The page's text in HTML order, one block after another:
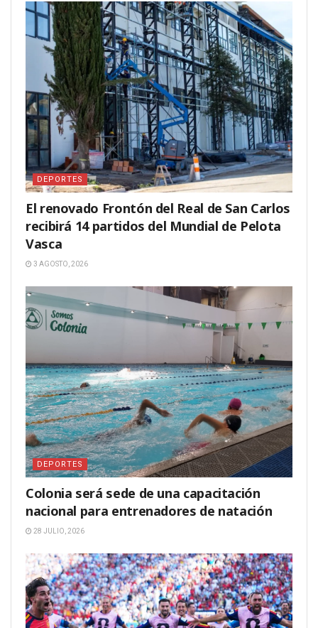
DEPORTES
El renovado Frontón del Real de San Carlos
recibirá 14 partidos del Mundial de Pelota
Vasca
3 AGOSTO, 2026
DEPORTES
Colonia será sede de una capacitación
nacional para entrenadores de natación
28 JULIO, 2026